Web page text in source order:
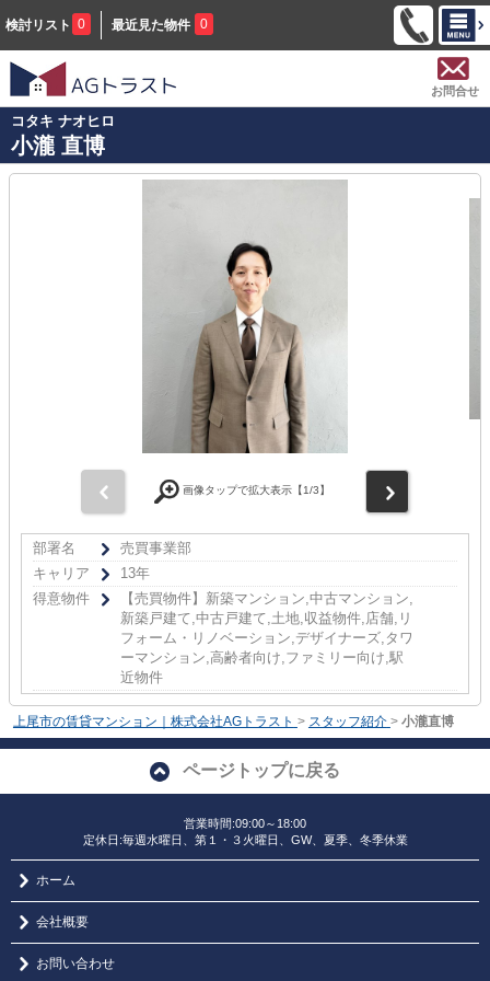
検討リスト 0 最近見た物件 0
お問合せ
コタキ ナオヒロ
小瀧 直博
画像タップで拡大表示【1/3】
部署名
売買事業部
キャリア
13年
得意物件
【売買物件】新築マンション,中古マンション,
新築戸建て,中古戸建て,土地,収益物件,店舗,リ
フォーム・リノベーション,デザイナーズ,タワ
ーマンション,高齢者向け,ファミリー向け,駅
近物件
上尾市の賃貸マンション｜株式会社AGトラスト > スタッフ紹介 > 小瀧直博
ページトップに戻る
営業時間:09:00～18:00
定休日:毎週水曜日、第１・３火曜日、GW、夏季、冬季休業
ホーム
会社概要
お問い合わせ